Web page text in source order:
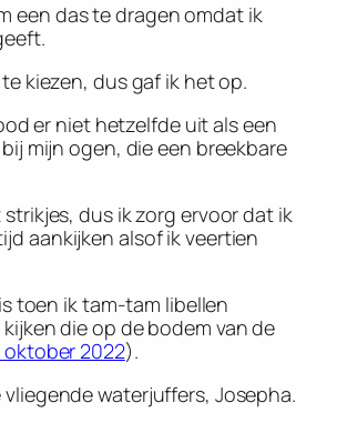
een das te dragen omdat ik
kiezen, dus gaf ik het op.
er niet hetzelfde uit als een
mijn ogen, die een breekbare
dus ik zorg ervoor dat ik
aankijken alsof ik veertien
toen ik tam-tam libellen
die op de bodem van de
oktober 2022).
waterjuffers, Josepha.